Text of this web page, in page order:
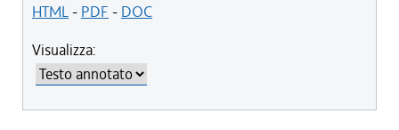
dal 11/08/2015 al 12/01/2016
dal 08/08/2014 al 18/02/2015
dal 11/04/2014 al 07/08/2014
HTML- PDF - DOC
Visualizza: